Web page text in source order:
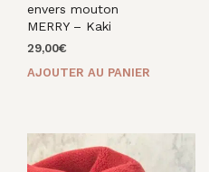
envers mouton
MERRY – Kaki
29,00€
AJOUTER AU PANIER